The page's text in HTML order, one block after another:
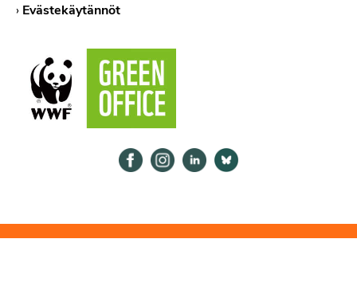
› Evästekäytännöt